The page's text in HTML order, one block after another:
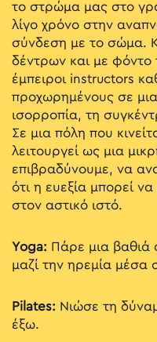
το στρώμα μας στο
λίγο χρόνο στην
σύνδεση με το σώμα.
δέντρων και με φόντο
έμπειροι instructors
προχωρημένους σε μια
ισορροπία, τη
Σε μια πόλη που
λειτουργεί ως μια
επιβραδύνουμε, να
ότι η ευεξία μπορεί
στον αστικό ιστό.
Yoga: Πάρε μια βαθιά
μαζί την ηρεμία μέσα
Pilates: Νιώσε τη
έξω.